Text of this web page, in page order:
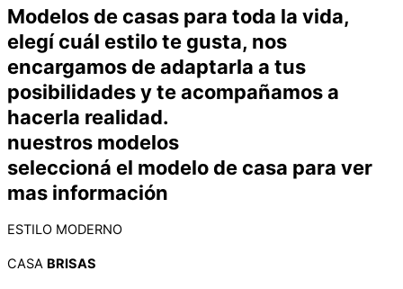
Modelos de casas para toda la vida,
elegí cuál estilo te gusta, nos
encargamos de adaptarla a tus
posibilidades y te acompañamos a
hacerla realidad.
nuestros modelos
seleccioná el modelo de casa para ver
mas información
ESTILO MODERNO
CASA BRISAS